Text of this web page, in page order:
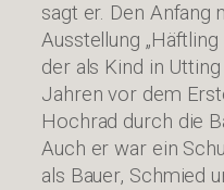
sagt er. Den Anfang
Ausstellung
der als Kind in
Jahren vor dem
Hochrad durch die
Auch er war ein
als Bauer, Schmied